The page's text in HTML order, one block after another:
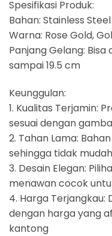
Spesifikasi Produk:
Bahan: Stainless Steel⁣
Warna: Rose Gold,
Panjang Gelang:
sampai 19.5 cm⁣⁣⁣⁣⁣
Keunggulan:
1. Kualitas Terjamin:
sesuai dengan
2. Tahan Lama:
sehingga tidak
3. Desain Elegan:
menawan cocok
4. Harga
dengan harga yang
kantong